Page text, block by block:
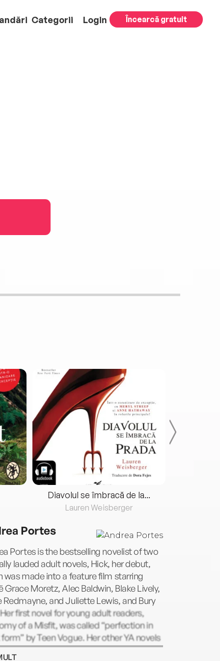
Categorii Login Încearcă gratuit
Diavolul se îmbracă de la...
Lauren Weisberger
Portes
Portes is the bestselling novelist of two
lauded adult novels, Hick, her debut,
was made into a feature film starring
Grace Moretz, Alec Baldwin, Blake Lively,
Redmayne, and Juliette Lewis, and Bury
first novel for young adult readers,
of a Misfit, was called “perfection in
by Teen Vogue. Her other YA novels
The Fall of Butterflies and Liberty: The